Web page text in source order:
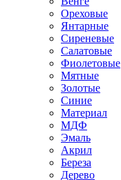
Ореховые
Янтарные
Сиреневые
Салатовые
Фиолетовые
Мятные
Золотые
Синие
Материал
МДФ
Эмаль
Акрил
Береза
Дерево